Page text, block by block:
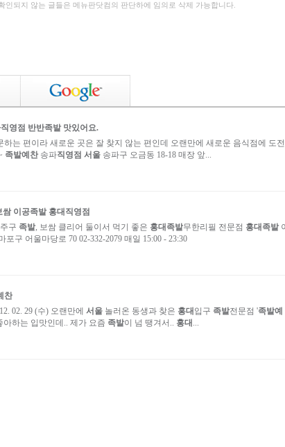
되지 않는 글들은 메뉴판닷컴의 판단하에 임의로 삭제 가능합니다.
직영점 반반족발 맛있어요.
는 편이라 새로운 곳은 잘 찾지 않는 편인데 오랜만에 새로운 음식점에 도전
족발예찬 송파직영점 서울 송파구 오금동 18-18 매장 앞...
쌈 이공족발 홍대직영점
구 족발, 보쌈 클리어 둘이서 먹기 좋은 홍대 족발무한리필 전문점 홍대 족발 이
포구 어울마당로 70 02-332-2079 매일 15:00 - 23:30
찬
02. 29 (수) 오랜만에 서울 놀러온 동생과 찾은 홍대 입구 족발전문점 '족발예
아하는 입맛인데.. 제가 요즘 족발이 넘 땡겨서.. 홍대 ...